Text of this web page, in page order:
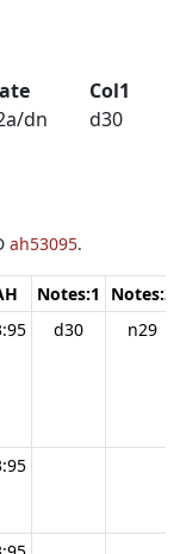
dn
Col1
d30
ah53095.
Notes:1
Notes:2
d30 n29